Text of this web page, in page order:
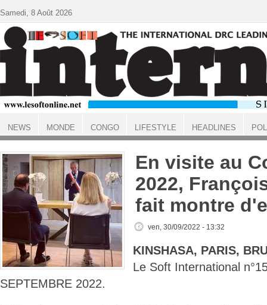
ACCUEIL
En visite au
2022,
fait montre
ven, 30/09/2022 - 13:32
KINSHASA, PARIS,
Le Soft International
SEPTEMBRE 2022.
Samedi, 8 Août 2026
NEWS MONDE CONGO LIFESTYLE HEADLINES